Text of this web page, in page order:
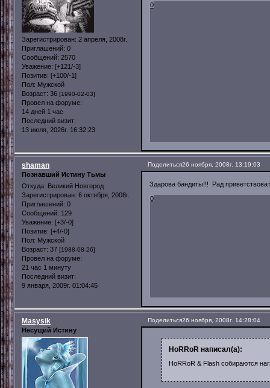
Зарегистрирован: 2 апреля, 2008г.
Приглашений: 0
Сообщений: 2570
Уважение: [+121/-3]
Позитив: [+100/-1]
Пол: Мужской
Возраст: 36 [1990-02-03]
Провел на форуме:
14 дней 1 час
Последний визит:
13 июля, 2026г. 16:32:23
0
Поделиться26 ноября, 2008г. 13:19:03
shaman
Познавший Истину Тьмы
Откуда: Великий Новгород
Зарегистрирован: 6 октября, 2008г.
Приглашений: 0
Сообщений: 129
Уважение: [+3/-0]
Позитив: [+4/-0]
Пол: Мужской
Возраст: 37 [1988-08-26]
Провел на форуме:
21 час 1 минуту
Последний визит:
9 января, 2009г. 01:04:45
Здарова бандиты!!! Рад
0
Поделиться26 ноября, 2008г. 14:28:04
Masysik
Несущий Истину
HoRRoR написал(а):
HoRRoR & Flash собираются